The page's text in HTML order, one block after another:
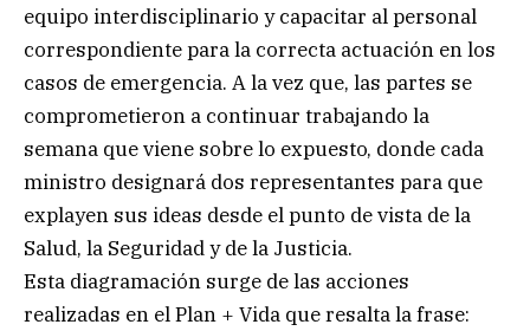
equipo interdisciplinario y capacitar al personal
correspondiente para la correcta actuación en los
casos de emergencia. A la vez que, las partes se
comprometieron a continuar trabajando la
semana que viene sobre lo expuesto, donde cada
ministro designará dos representantes para que
explayen sus ideas desde el punto de vista de la
Salud, la Seguridad y de la Justicia.
Esta diagramación surge de las acciones
realizadas en el Plan + Vida que resalta la frase: